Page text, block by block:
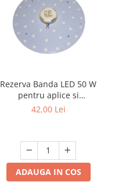
Rezerva Banda LED 50 W
pentru aplice si
plafoniere cu magnet si
42,00 Lei
ADAUGA IN COS